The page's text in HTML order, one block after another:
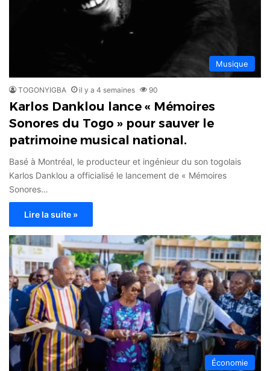
Musique
TOGONYIGBA il y a 4 semaines 90
Karlos Danklou lance « Mémoires
Sonores du Togo » pour sauver le
patrimoine musical national.
Basé à Montréal, le producteur et ingénieur du son togolais
Karlos Danklou a officialisé le lancement de « Mémoires
Sonores…
Lire la suite »
Économie